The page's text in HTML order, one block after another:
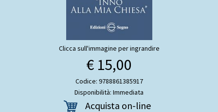
Clicca sull'immagine per ingrandire
€ 15,00
Codice: 9788861385917
Disponibilità: Immediata
Acquista on-line